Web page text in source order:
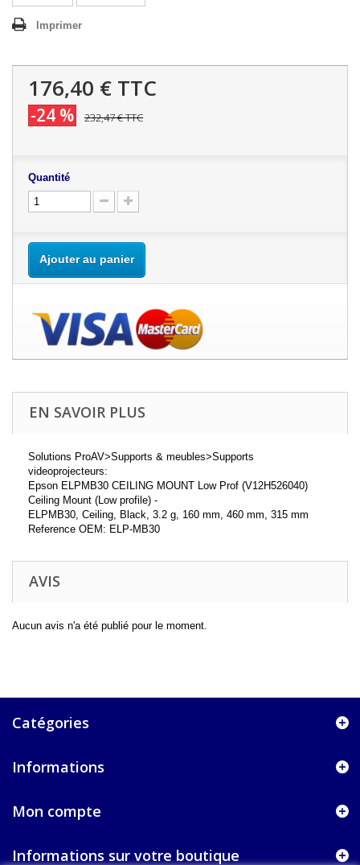
Imprimer
176,40 € TTC
-24 % 232,47 €TTC
Quantité
Ajouter au panier
EN SAVOIR PLUS
Solutions ProAV>Supports & meubles>Supports
videoprojecteurs:
Epson ELPMB30 CEILING MOUNT Low Prof (V12H526040)
Ceiling Mount (Low profile) -
ELPMB30, Ceiling, Black, 3.2 g, 160 mm, 460 mm, 315 mm
Reference OEM: ELP-MB30
AVIS
Aucun avis n'a été publié pour le moment.
Catégories
Informations
Mon compte
Informations sur votre boutique